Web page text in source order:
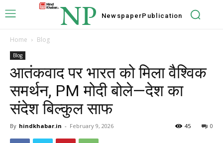
NP NewspaperPublication
Home Blog
Blog
आतंकवाद पर भारत को मिला वैश्विक
समर्थन, PM मोदी बोले—देश का
संदेश बिल्कुल साफ
By hindkhabar.in - February 9, 2026 0
45